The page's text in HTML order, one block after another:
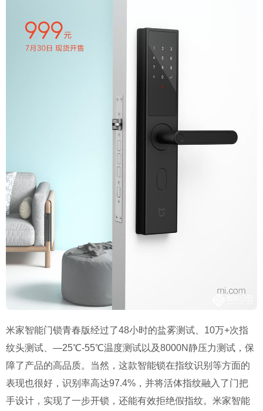
米家智能门锁青春版经过了48小时的盐雾测试、10万+次指
纹头测试、—25℃-55℃温度测试以及8000N静压力测试，保
障了产品的高品质。当然，这款智能锁在指纹识别等方面的
表现也很好，识别率高达97.4%，并将活体指纹融入了门把
手设计，实现了一步开锁，还能有效拒绝假指纹。米家智能